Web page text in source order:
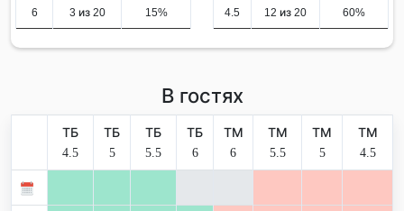
6 3 из 20 15% 4.5 12 из 20 60%
В гостях
ТБ
4.5
ТБ
5
ТБ
5.5
ТБ
6
ТМ
6
ТМ
5.5
ТМ
5
ТМ
4.5